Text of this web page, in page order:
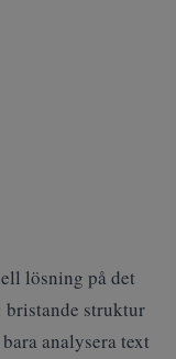
lösning på det
struktur
analysera text